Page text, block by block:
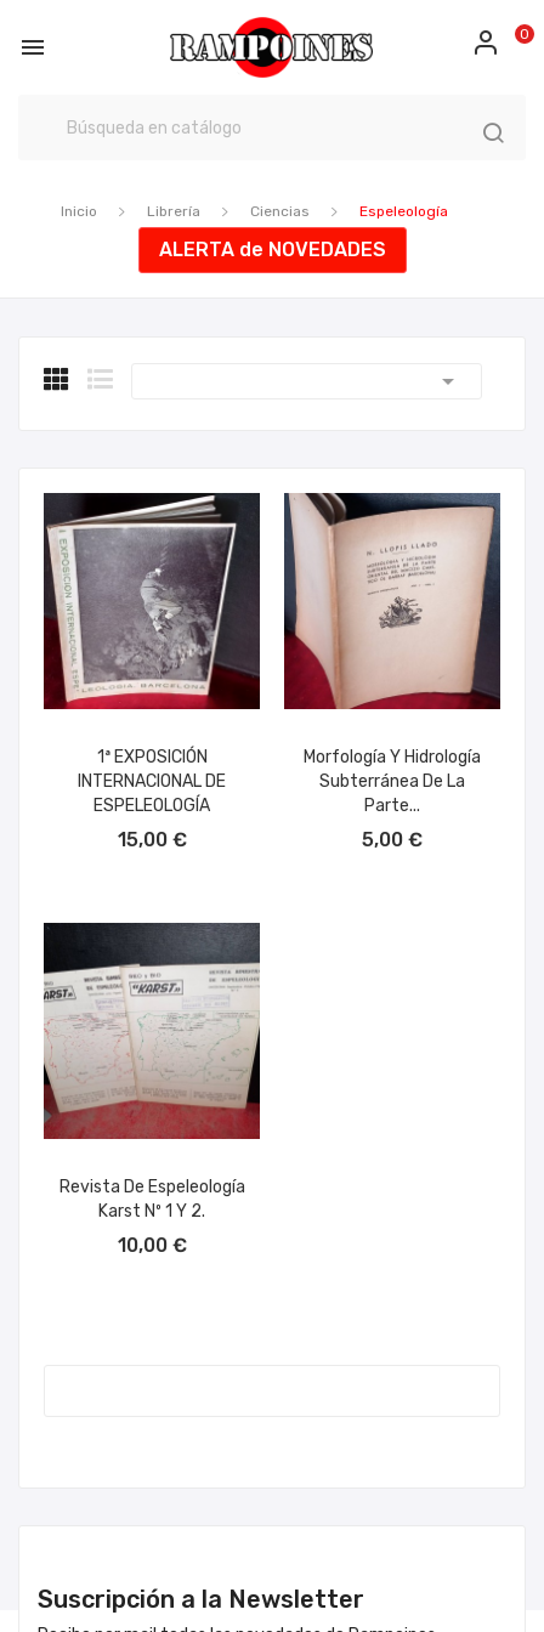
 0
Inicio Librería Ciencias Espeleología
ALERTA de NOVEDADES

1ª EXPOSICIÓN
INTERNACIONAL DE
ESPELEOLOGÍA
15,00 €
Morfología Y Hidrología
Subterránea De La
Parte...
5,00 €
Revista De Espeleología
Karst Nº 1 Y 2.
10,00 €
Suscripción a la Newsletter